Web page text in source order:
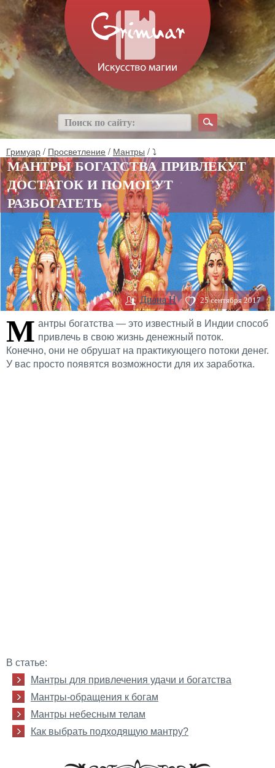
Гримуар / Просветление / Мантры / ⤵
МАНТРЫ БОГАТСТВА ПРИВЛЕКУТ
ДОСТАТОК И ПОМОГУТ
РАЗБОГАТЕТЬ
Диана H 25 сентября 2017
М антры богатства — это известный в Индии способ
привлечь в свою жизнь денежный поток.
Конечно, они не обрушат на практикующего потоки денег.
У вас просто появятся возможности для их заработка.
В статье:
Мантры для привлечения удачи и богатства
Мантры-обращения к богам
Мантры небесным телам
Как выбрать подходящую мантру?